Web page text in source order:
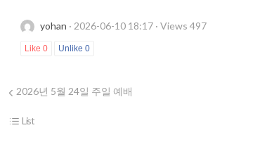
yohan · 2026-06-10 18:17 · Views 497
Like 0 Unlike 0
2026년 5월 24일 주일 예배
List